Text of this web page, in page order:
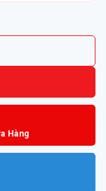
Hàng